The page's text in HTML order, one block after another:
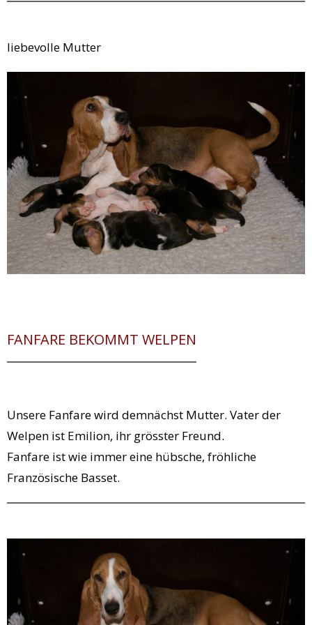
Kontakt
liebevolle Mutter
FANFARE BEKOMMT WELPEN
Unsere Fanfare wird demnächst Mutter. Vater der
Welpen ist Emilion, ihr grösster Freund.
Fanfare ist wie immer eine hübsche, fröhliche
Französische Basset.